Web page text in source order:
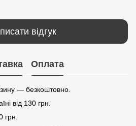
відгук
Оплата
— безкоштовно.
від 130 грн.
грн.